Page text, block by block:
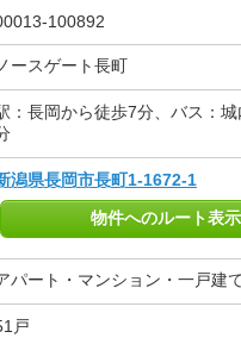
100892
ースゲート長町
：長岡から徒歩7分、バス：
潟県長岡市長町1-1672-1
物件へのルート表示
パート・マンション・一戸建
戸